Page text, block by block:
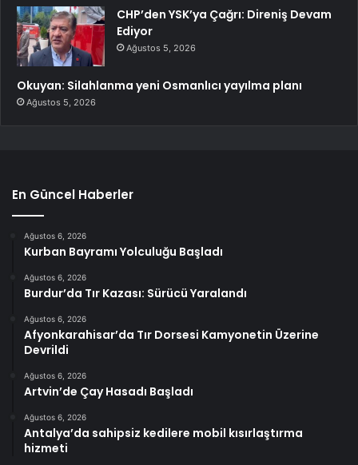
CHP’den YSK’ya Çağrı: Direniş Devam
Ediyor
Ağustos 5, 2026
Okuyan: Silahlanma yeni Osmanlıcı yayılma planı
Ağustos 5, 2026
En Güncel Haberler
Ağustos 6, 2026
Kurban Bayramı Yolculuğu Başladı
Ağustos 6, 2026
Burdur’da Tır Kazası: Sürücü Yaralandı
Ağustos 6, 2026
Afyonkarahisar’da Tır Dorsesi Kamyonetin Üzerine
Devrildi
Ağustos 6, 2026
Artvin’de Çay Hasadı Başladı
Ağustos 6, 2026
Antalya’da sahipsiz kedilere mobil kısırlaştırma
hizmeti